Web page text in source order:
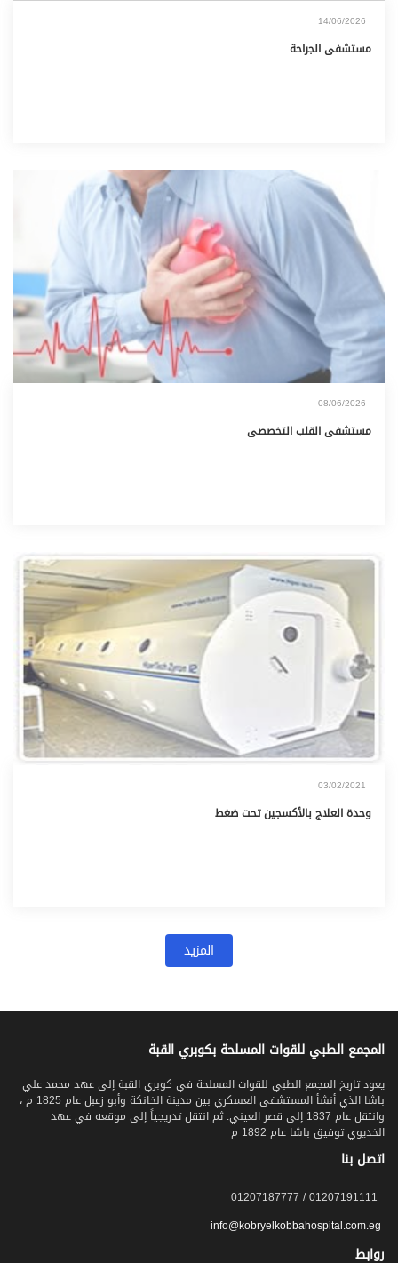
مستشفى الجراحة
مستشفى القلب التخصصى
وحدة العلاج بالأكسجين تحت ضغط
المزيد
المجمع الطبي للقوات المسلحة بكوبري القبة
يعود تاريخ المجمع الطبي للقوات المسلحة في كوبري القبة إلى عهد محمد علي
باشا الذي أنشأ المستشفى العسكري بين مدينة الخانكة وأبو زعبل عام 1825 م ،
وانتقل عام 1837 إلى قصر العيني. ثم انتقل تدريجياً إلى موقعه في عهد
الخديوي توفيق باشا عام 1892 م
اتصل بنا
روابط